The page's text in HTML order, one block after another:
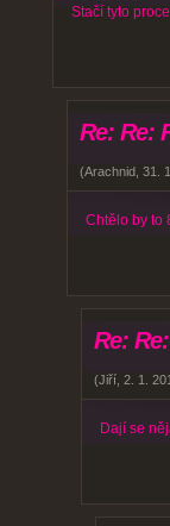
Stačí tyto
Re: Re:
(Arachnid 31.
Chtělo by to
Re:
(Jiří 2. 1.
Dají se